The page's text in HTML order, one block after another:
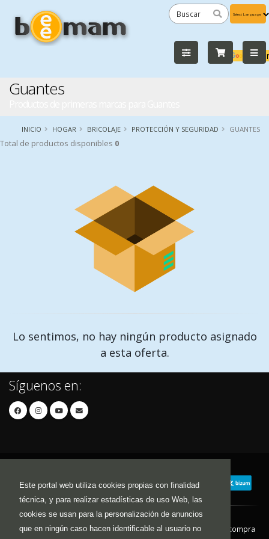
Este portal web utiliza cookies propias con finalidad
técnica, y para realizar estadísticas de uso Web, las
cookies se usan para la personalización de anuncios
que en ningún caso hacen identificable al usuario no
by
Guantes
INICIO HOGAR BRICOLAJE PROTECCIÓN Y SEGURIDAD GUANTES
Total de productos disponibles 0
Lo sentimos, no hay ningún producto asignado
a esta oferta.
Síguenos en:
Contacto Aviso Legal
Condiciones de compra